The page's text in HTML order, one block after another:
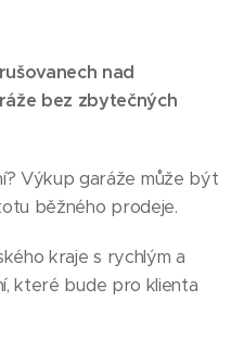
nad
bez zbytečných
Výkup garáže může být
běžného prodeje.
kraje s rychlým a
které bude pro klienta